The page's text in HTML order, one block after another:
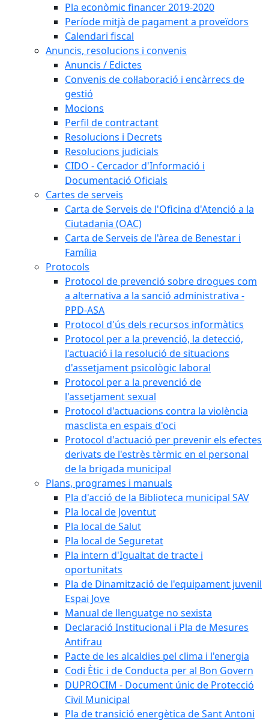
Pla econòmic financer 2019-2020
Període mitjà de pagament a proveïdors
Calendari fiscal
Anuncis, resolucions i convenis
Anuncis / Edictes
Convenis de col·laboració i encàrrecs de
gestió
Mocions
Perfil de contractant
Resolucions i Decrets
Resolucions judicials
CIDO - Cercador d'Informació i
Documentació Oficials
Cartes de serveis
Carta de Serveis de l'Oficina d'Atenció a la
Ciutadania (OAC)
Carta de Serveis de l'àrea de Benestar i
Família
Protocols
Protocol de prevenció sobre drogues com
a alternativa a la sanció administrativa -
PPD-ASA
Protocol d'ús dels recursos informàtics
Protocol per a la prevenció, la detecció,
l'actuació i la resolució de situacions
d'assetjament psicològic laboral
Protocol per a la prevenció de
l'assetjament sexual
Protocol d'actuacions contra la violència
masclista en espais d'oci
Protocol d'actuació per prevenir els efectes
derivats de l'estrès tèrmic en el personal
de la brigada municipal
Plans, programes i manuals
Pla d'acció de la Biblioteca municipal SAV
Pla local de Joventut
Pla local de Salut
Pla local de Seguretat
Pla intern d'Igualtat de tracte i
oportunitats
Pla de Dinamització de l'equipament juvenil
Espai Jove
Manual de llenguatge no sexista
Declaració Institucional i Pla de Mesures
Antifrau
Pacte de les alcaldies pel clima i l'energia
Codi Ètic i de Conducta per al Bon Govern
DUPROCIM - Document únic de Protecció
Civil Municipal
Pla de transició energètica de Sant Antoni